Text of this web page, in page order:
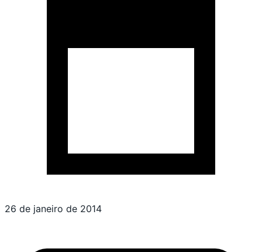
26 de janeiro de 2014